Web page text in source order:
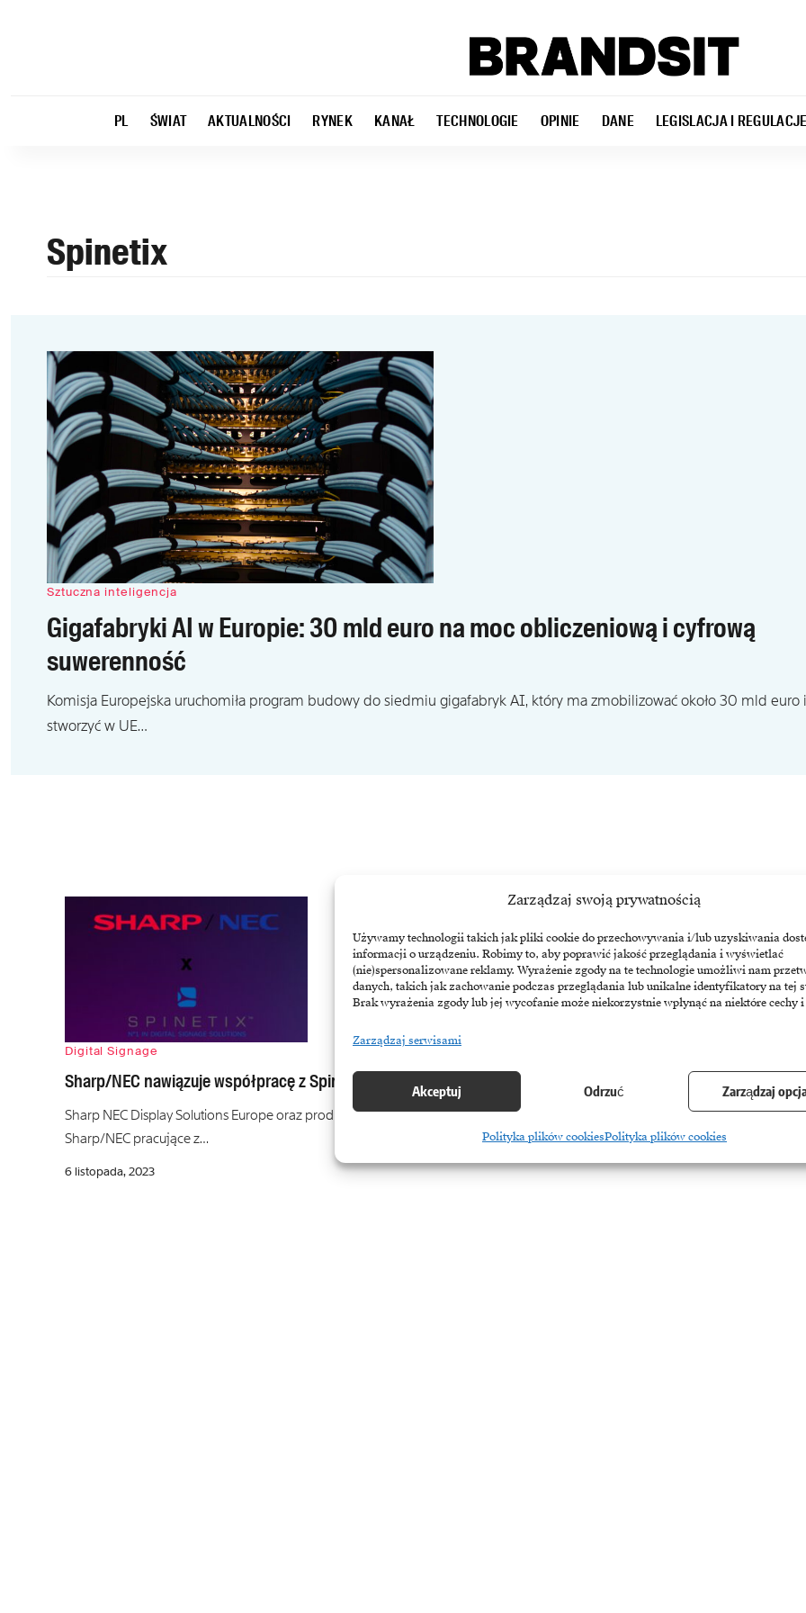
Zarządzaj swoją prywatnością
Używamy technologii takich jak pliki cookie do przechowywania i/lub uzyskiwania
informacji o urządzeniu. Robimy to, aby poprawić jakość przeglądania i wyświetlać
(nie)spersonalizowane reklamy. Wyrażenie zgody na te technologie umożliwi nam
danych, takich jak zachowanie podczas przeglądania lub unikalne identyfikatory na tej
Brak wyrażenia zgody lub jej wycofanie może niekorzystnie wpłynąć na niektóre cechy
Zarządzaj serwisami
Akceptuj Odrzuć Zarządzaj
Polityka plików cookiesPolityka plików cookies
PL ŚWIAT AKTUALNOŚCI RYNEK KANAŁ TECHNOLOGIE OPINIE DANE LEGISLACJA I
Spinetix
Sztuczna inteligencja
Gigafabryki AI w Europie: 30 mld euro na moc obliczeniową i cyfrową
suwerenność
Komisja Europejska uruchomiła program budowy do siedmiu gigafabryk AI, który ma zmobilizować około 30 mld euro i
stworzyć w UE…
Digital Signage
Sharp/NEC nawiązuje współpracę z SpinetiX w zakresie digital signage
Sharp NEC Display Solutions Europe oraz producent CMS SpinetiX nawiązali współpracę, integrując monitory digital signage
Sharp/NEC pracujące z…
6 listopada, 2023